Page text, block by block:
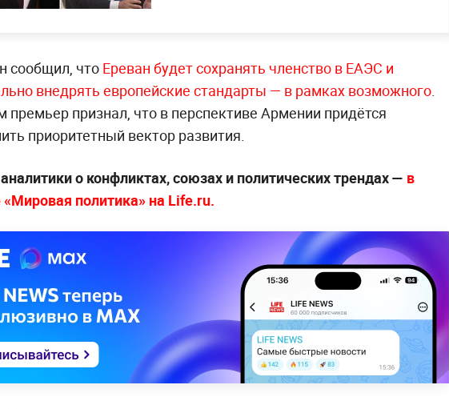
сообщил, что Ереван будет сохранять членство в ЕАЭС и
внедрять европейские стандарты — в рамках возможного.
премьер признал, что в перспективе Армении придётся
приоритетный вектор развития.
о конфликтах, союзах и политических трендах — в
«Мировая политика» на Life.ru.